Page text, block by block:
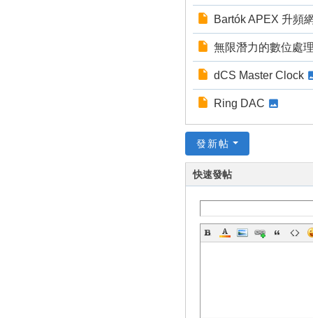
Bartók APEX 升頻
無限潛力的數位處
dCS Master Clock
Ring DAC
發新帖
快速發帖